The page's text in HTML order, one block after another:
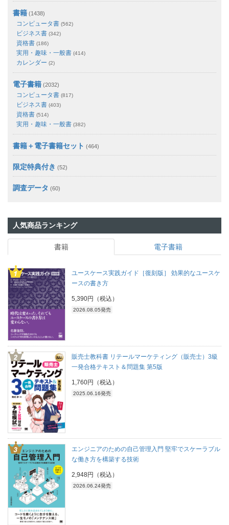
書籍 (1438)
コンピュータ書 (562)
ビジネス書 (342)
資格書 (186)
実用・趣味・一般書 (414)
カレンダー (2)
電子書籍 (2032)
コンピュータ書 (817)
ビジネス書 (403)
資格書 (514)
実用・趣味・一般書 (382)
書籍＋電子書籍セット (464)
限定特典付き (52)
調査データ (60)
人気商品ランキング
書籍 電子書籍
ユースケース実践ガイド［復刻版］ 効果的なユースケ
ースの書き方
5,390円（税込）
2026.08.05発売
販売士教科書 リテールマーケティング（販売士）3級
一発合格テキスト＆問題集 第5版
1,760円（税込）
2025.06.16発売
エンジニアのための自己管理入門 堅牢でスケーラブル
な働き方を構築する技術
2,948円（税込）
2026.06.24発売